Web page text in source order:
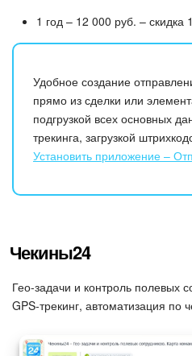
1 год – 12 000 руб. – скидка
Удобное создание
прямо из сделки или
подгрузкой всех основных
трекинга, загрузкой
Установить приложение –
Чекины24
Гео-задачи и контроль полевых
GPS-трекинг, автоматизация по